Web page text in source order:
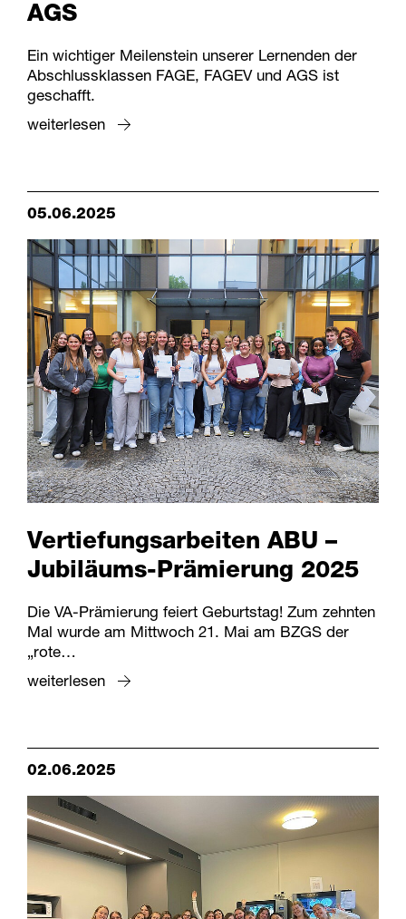
AGS
Ein wichtiger Meilenstein unserer Lernenden der
Abschlussklassen FAGE, FAGEV und AGS ist
geschafft.
weiterlesen
05.06.2025
Vertiefungsarbeiten ABU –
Jubiläums-Prämierung 2025
Die VA-Prämierung feiert Geburtstag! Zum zehnten
Mal wurde am Mittwoch 21. Mai am BZGS der
„rote…
weiterlesen
02.06.2025